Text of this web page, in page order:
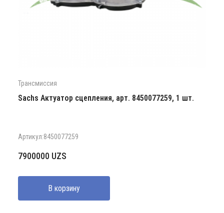
Трансмиссия
Sachs Актуатор сцепления, арт. 8450077259, 1 шт.
Артикул:8450077259
7900000 UZS
В корзину